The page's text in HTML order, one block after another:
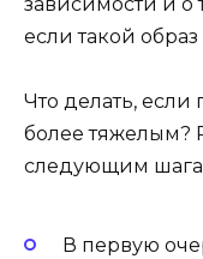
если такой
Что делать, если
более тяжелым?
следующим
В первую